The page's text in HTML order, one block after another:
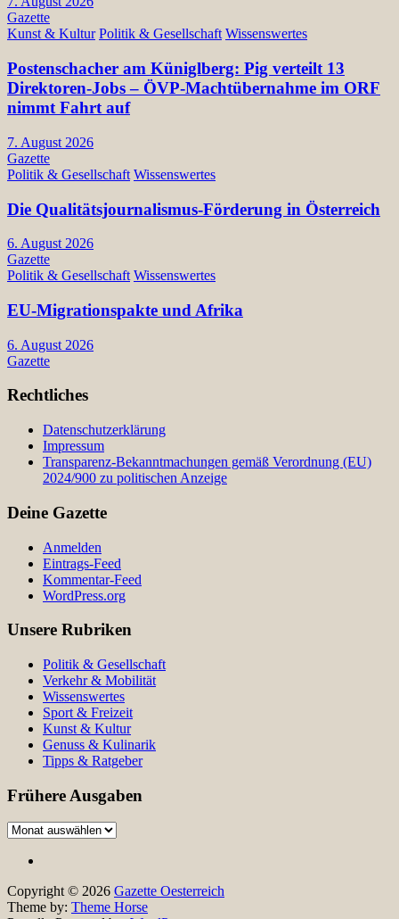
Gazette
Kunst & Kultur Politik & Gesellschaft Wissenswertes
Postenschacher am Küniglberg: Pig verteilt 13
Direktoren-Jobs – ÖVP-Machtübernahme im ORF
nimmt Fahrt auf
7. August 2026
Gazette
Politik & Gesellschaft Wissenswertes
Die Qualitätsjournalismus-Förderung in Österreich
6. August 2026
Gazette
Politik & Gesellschaft Wissenswertes
EU-Migrationspakte und Afrika
6. August 2026
Gazette
Rechtliches
Datenschutzerklärung
Impressum
Transparenz-Bekanntmachungen gemäß Verordnung (EU)
2024/900 zu politischen Anzeige
Deine Gazette
Anmelden
Eintrags-Feed
Kommentar-Feed
WordPress.org
Unsere Rubriken
Politik & Gesellschaft
Verkehr & Mobilität
Wissenswertes
Sport & Freizeit
Kunst & Kultur
Genuss & Kulinarik
Tipps & Ratgeber
Frühere Ausgaben
Frühere
Copyright © 2026 Gazette Oesterreich
Theme by: Theme Horse